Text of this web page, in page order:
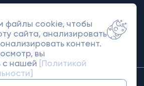
файлы cookie, чтобы
сайта, анализировать
контент.
вы
с нашей
[Политикой